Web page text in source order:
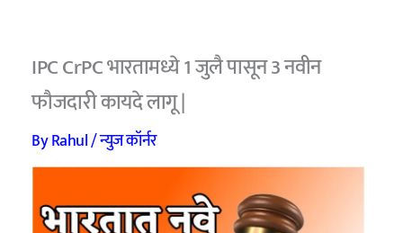
IPC CrPC भारतामध्ये 1 जुलै पासून 3 नवीन
फौजदारी कायदे लागू |
ByRahul/न्युज कॉर्नर